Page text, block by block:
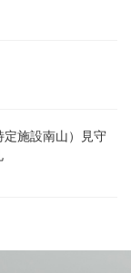
施設南山）見守